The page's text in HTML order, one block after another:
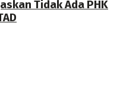
Tidak Ada PHK